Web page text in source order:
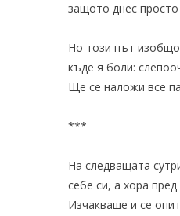
защото днес
Но този път
къде я боли:
Ще се наложи все
***
На следващата
себе си, а хора
Изчакваше и се